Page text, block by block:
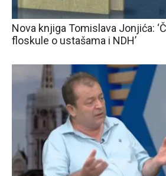
Nova knjiga Tomislava Jonjića:
floskule o ustašama i NDH’